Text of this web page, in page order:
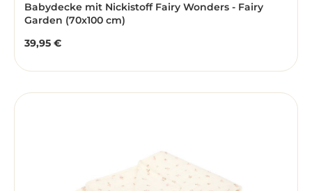
Babydecke mit Nickistoff Fairy Wonders - Fairy
Garden (70x100 cm)
Regulärer Preis:
39,95 €